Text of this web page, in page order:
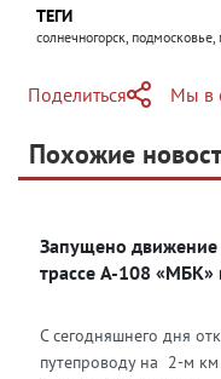
ТЕГИ
солнечногорск,
Поделиться
Telegram
Одноклассники
Мы в
Похожие
Запущено
трассе А-108 «МБК»
С сегодняшнего дня
путепроводу на 2-м